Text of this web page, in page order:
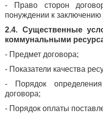
- Право сторон
понуждении к заключению
2.4. Существенные
коммунальными
- Предмет договора;
- Показатели качества
- Порядок
договора;
- Порядок оплаты